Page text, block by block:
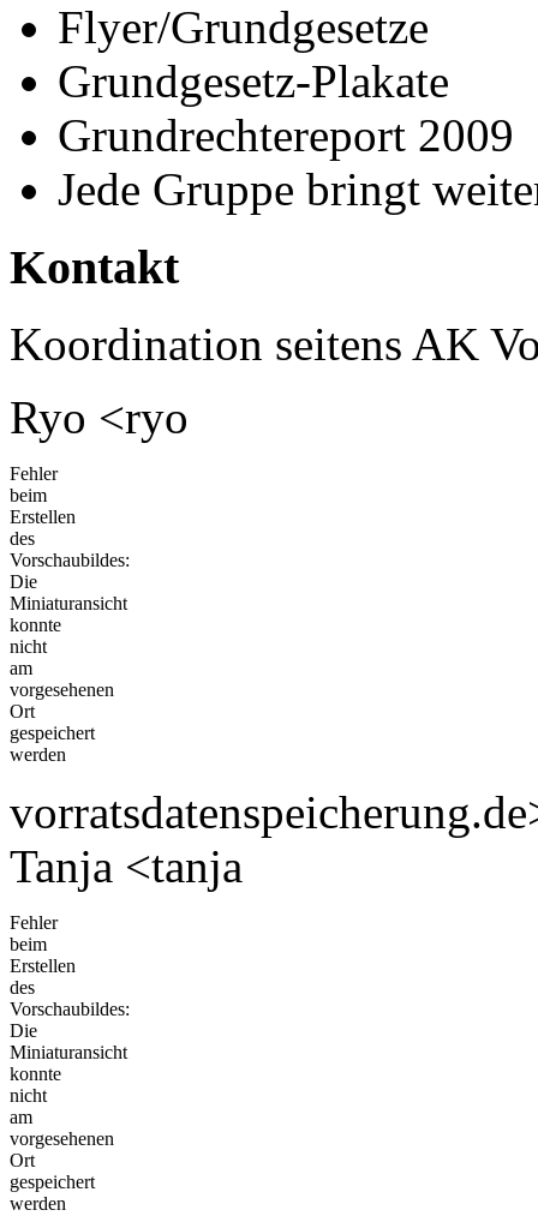
Flyer/Grundgesetze
Grundgesetz-Plakate
Grundrechtereport 2009
Jede Gruppe bringt
Kontakt
Koordination seitens AK
Ryo <ryo
Fehler
beim
Erstellen
des
Vorschaubildes:
Die
Miniaturansicht
konnte
nicht
am
vorgesehenen
Ort
gespeichert
werden
Tanja <tanja
Fehler
beim
Erstellen
des
Vorschaubildes:
Die
Miniaturansicht
konnte
nicht
am
vorgesehenen
Ort
gespeichert
werden